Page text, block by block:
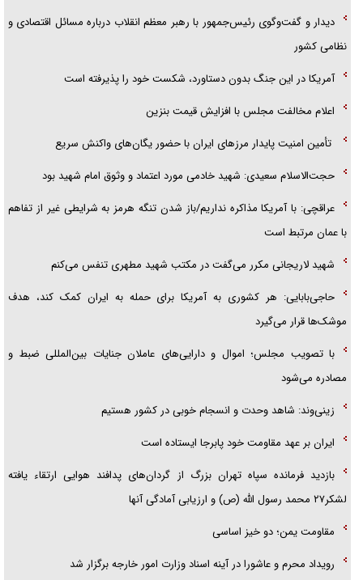
دیدار و گفت‌وگوی رئیس‌جمهور با رهبر معظم انقلاب درباره مسائل اقتصادی و
نظامی کشور
آمریکا در این جنگ بدون دستاورد، شکست خود را پذیرفته است
اعلام مخالفت مجلس با افزایش قیمت بنزین
تأمین امنیت پایدار مرزهای ایران با حضور یگان‌های واکنش سریع
حجت‌الاسلام سعیدی: شهید خادمی مورد اعتماد و وثوق امام شهید بود
عراقچی: با آمریکا مذاکره نداریم/باز شدن تنگه هرمز به شرایطی غیر از تفاهم
با عمان مرتبط است
شهید لاریجانی مکرر می‌گفت در مکتب شهید مطهری تنفس می‌کنم
حاجی‌بابایی: هر کشوری به آمریکا برای حمله به ایران کمک کند، هدف
موشک‌ها قرار می‌گیرد
با تصویب مجلس؛ اموال و دارایی‌های عاملان جنایات بین‌المللی ضبط و
مصادره می‌شود
زینی‌وند: شاهد وحدت و انسجام خوبی در کشور هستیم
ایران بر عهد مقاومت خود پابرجا ایستاده است
بازدید فرمانده سپاه تهران بزرگ از گردان‌های پدافند هوایی ارتقاء یافته
لشکر۲۷ محمد رسول الله (ص) و ارزیابی آمادگی آنها
مقاومت یمن؛ دو خیز اساسی
رویداد محرم و عاشورا در آینه اسناد وزارت امور خارجه برگزار شد